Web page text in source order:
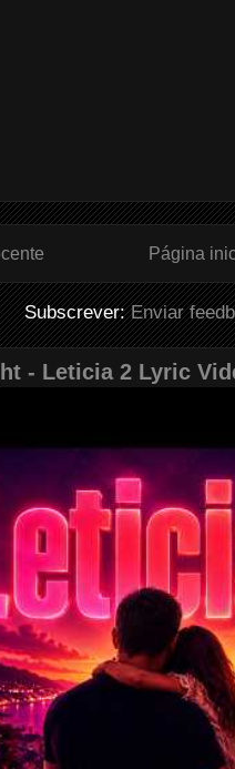
Página
Subscrever:Enviar
- Leticia 2 Lyric